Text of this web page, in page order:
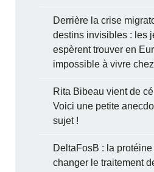
Derrière la crise
destins invisibles : les
espèrent trouver en
impossible à vivre
Rita Bibeau vient de
Voici une petite
sujet !
DeltaFosB : la
changer le traitement